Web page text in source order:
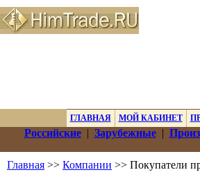
ГЛАВНАЯ МОЙ КАБИНЕТ
Российские| Зарубежные|
Главная >> Компании >> Покупатели